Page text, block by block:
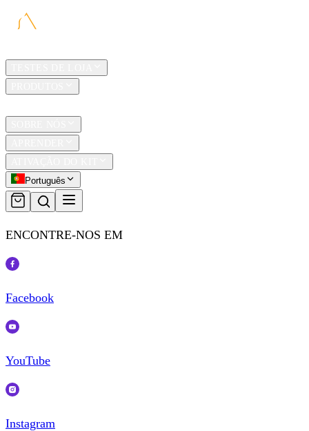
Português
ENCONTRE-NOS EM
Facebook
YouTube
Instagram